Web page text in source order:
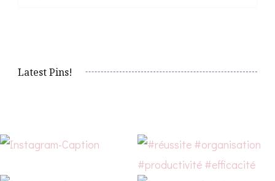
Latest Pins!